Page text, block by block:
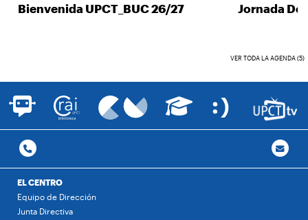
Bienvenida UPCT_BUC 26/27 Jornada
VER TODA LA AGENDA (5)
EL CENTRO
Equipo de Dirección
Junta Directiva